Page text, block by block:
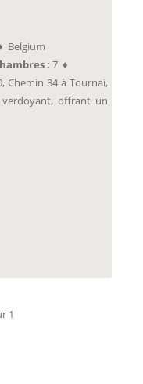
Belgium
: 7 ♦
Chemin 34 à Tournai,
offrant un
1